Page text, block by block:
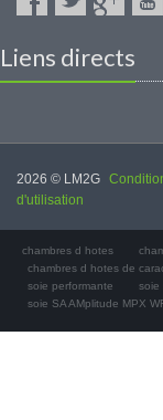
Liens directs
2026 © LM2G
d'utilisation
chambres d hotes
chambres d hotes de
soie performante
soie
soie SA AMplitude MPX